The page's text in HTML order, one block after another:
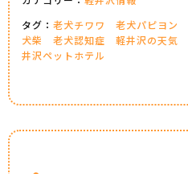
タグ： 老犬チワワ 老犬パピヨン
犬柴
老犬認知症 軽井沢の天気
井沢ペットホテル